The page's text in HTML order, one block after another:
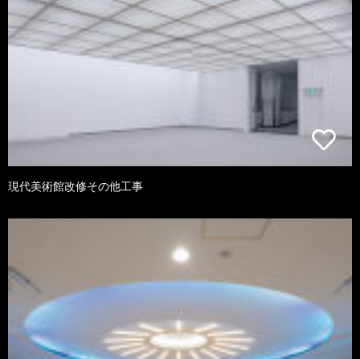
現代美術館改修その他工事